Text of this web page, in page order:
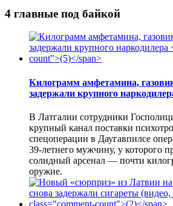
4 главные под байкой
Килограмм амфетамина,
задержали крупного
В Латгалии сотрудники
крупный канал поставки
спецоперации в Даугавпилсе
39-летнего мужчину, у которого
солидный арсенал — почти
оружие.